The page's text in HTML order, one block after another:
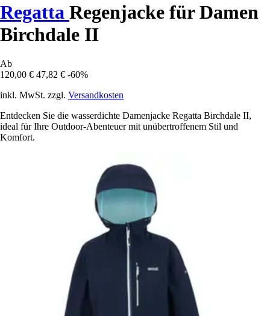
Regatta Regenjacke für Damen
Birchdale II
Ab
120,00 € 47,82 € -60%
inkl. MwSt. zzgl. Versandkosten
Entdecken Sie die wasserdichte Damenjacke Regatta Birchdale II,
ideal für Ihre Outdoor-Abenteuer mit unübertroffenem Stil und
Komfort.